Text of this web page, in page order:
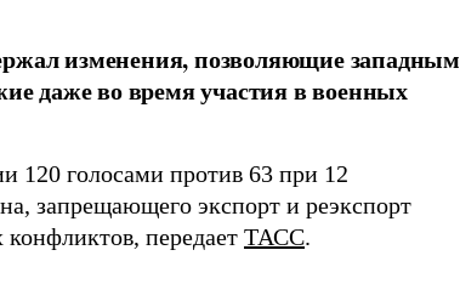
изменения, позволяющие западным
даже во время участия в военных
120 голосами против 63 при 12
запрещающего экспорт и реэкспорт
передает ТАСС.